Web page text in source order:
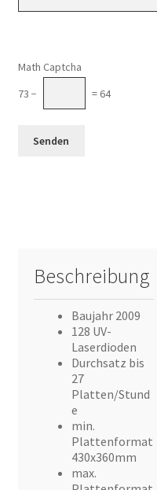
Math Captcha
73 −
= 64
Beschreibung
Baujahr 2009
128 UV-
Laserdioden
Durchsatz bis
27
Platten/Stund
e
min.
Plattenformat
430x360mm
max.